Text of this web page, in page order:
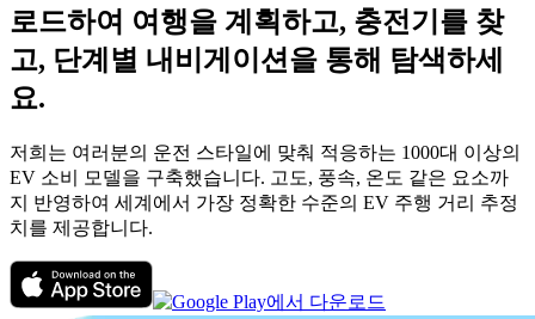
로드하여 여행을 계획하고, 충전기를 찾
고, 단계별 내비게이션을 통해 탐색하세
요.
저희는 여러분의 운전 스타일에 맞춰 적응하는 1000대 이상의
EV 소비 모델을 구축했습니다. 고도, 풍속, 온도 같은 요소까
지 반영하여 세계에서 가장 정확한 수준의 EV 주행 거리 추정
치를 제공합니다.